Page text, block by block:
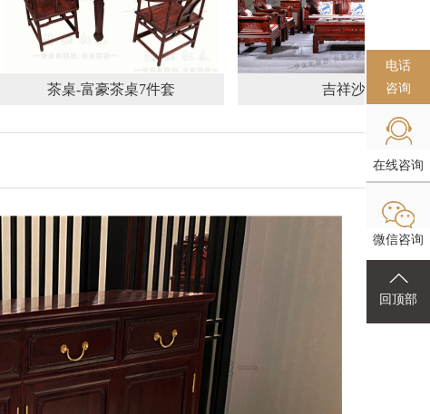
茶桌-富豪茶桌7件套 吉祥沙发
电话
咨询
在线咨询
微信咨询
回顶部